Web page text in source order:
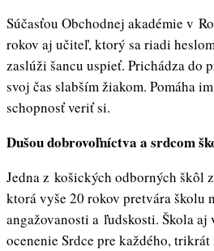
Súčasťou Obchodnej akadémie v
rokov aj učiteľ, ktorý sa riadi
zaslúži šancu uspieť. Prichádza do
svoj čas slabším žiakom. Pomáha
schopnosť veriť si.
Dušou dobrovoľníctva a srdcom
Jedna z košických odborných škôl
ktorá vyše 20 rokov pretvára školu
angažovanosti a ľudskosti. Škola aj
ocenenie Srdce pre každého,